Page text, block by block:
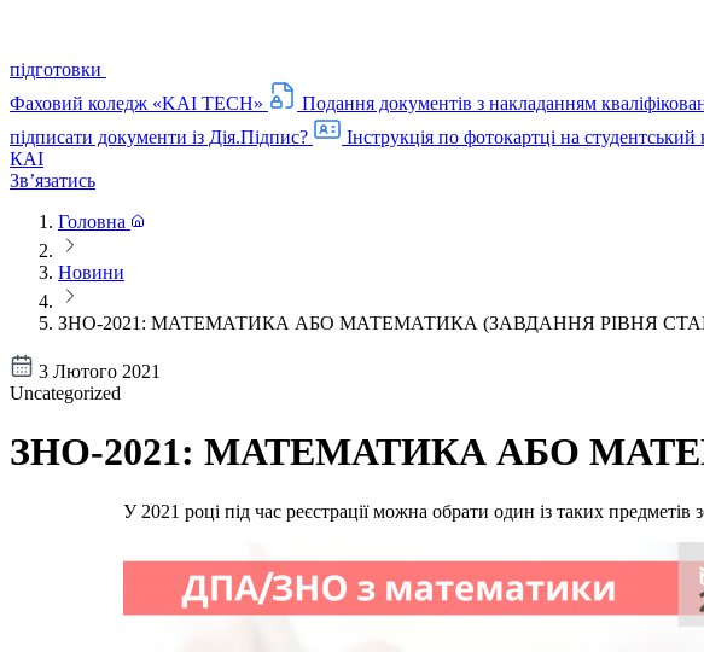
підготовки
Фаховий коледж «KAI TECH»
Подання документів з накладанням
підписати документи із Дія.Підпис?
Інструкція по фотокартці на студентський
КАІ
Звʼязатись
Головна
Новини
ЗНО-2021: МАТЕМАТИКА АБО МАТЕМАТИКА (ЗАВДАННЯ РІВНЯ
3 Лютого 2021
Uncategorized
ЗНО-2021: МАТЕМАТИКА АБО
У 2021 році під час реєстрації можна обрати один із таких